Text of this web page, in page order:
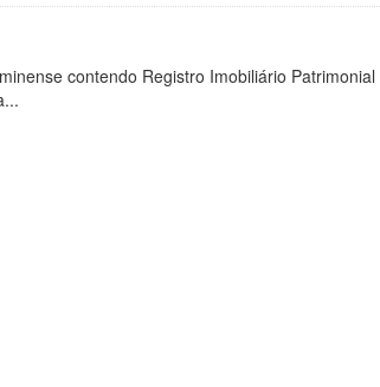
contendo Registro Imobiliário